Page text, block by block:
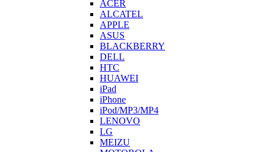
ACER
ALCATEL
APPLE
ASUS
BLACKBERRY
DELL
HTC
HUAWEI
iPad
iPhone
iPod/MP3/MP4
LENOVO
LG
MEIZU